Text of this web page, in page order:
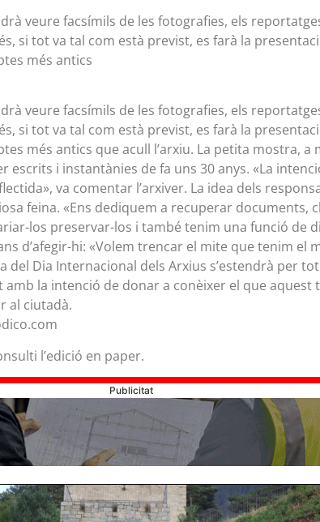
veure facsímils de les fotografies, els
si tot va tal com està previst, es farà la
més antics
veure facsímils de les fotografies, els
si tot va tal com està previst, es farà la
més antics que acull l’arxiu. La petita mostra, a
escrits i instantànies de fa uns 30 anys. «La
va comentar l’arxiver. La idea dels
feina. «Ens dediquem a recuperar documents,
los preservar-los i també tenim una funció de
d’afegir-hi: «Volem trencar el mite que tenim el
del Dia Internacional dels Arxius s’estendrà per
la intenció de donar a conèixer el que aquest
al ciutadà.
l’edició en paper.
Publicitat